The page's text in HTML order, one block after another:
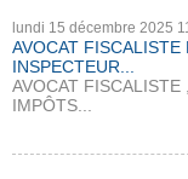
lundi 15 décembre 2025
AVOCAT FISCALISTE
INSPECTEUR...
AVOCAT FISCALISTE
IMPÔTS...